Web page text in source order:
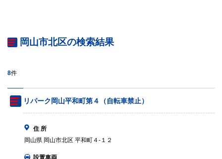
岡山市北区の検索結果
8件
リパーク岡山平和町第４（自転車禁止）
住 所
岡山県 岡山市北区 平和町４‐１２
設置車両